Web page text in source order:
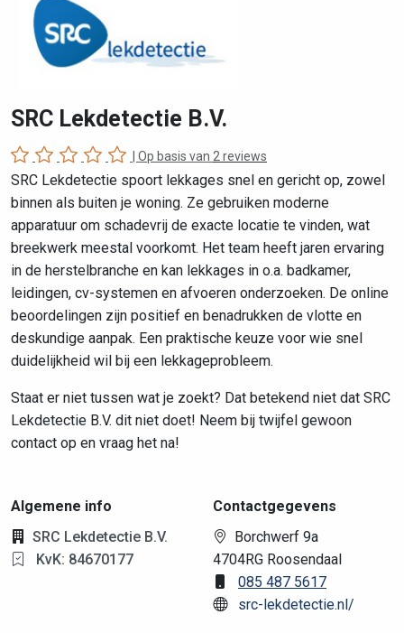
SRC Lekdetectie B.V.
| Op basis van 2 reviews
SRC Lekdetectie spoort lekkages snel en gericht op, zowel
binnen als buiten je woning. Ze gebruiken moderne
apparatuur om schadevrij de exacte locatie te vinden, wat
breekwerk meestal voorkomt. Het team heeft jaren ervaring
in de herstelbranche en kan lekkages in o.a. badkamer,
leidingen, cv-systemen en afvoeren onderzoeken. De online
beoordelingen zijn positief en benadrukken de vlotte en
deskundige aanpak. Een praktische keuze voor wie snel
duidelijkheid wil bij een lekkageprobleem.
Staat er niet tussen wat je zoekt? Dat betekend niet dat SRC
Lekdetectie B.V. dit niet doet! Neem bij twijfel gewoon
contact op en vraag het na!
Algemene info
SRC Lekdetectie B.V.
KvK: 84670177
Contactgegevens
Borchwerf 9a
4704RG Roosendaal
085 487 5617
src-lekdetectie.nl/